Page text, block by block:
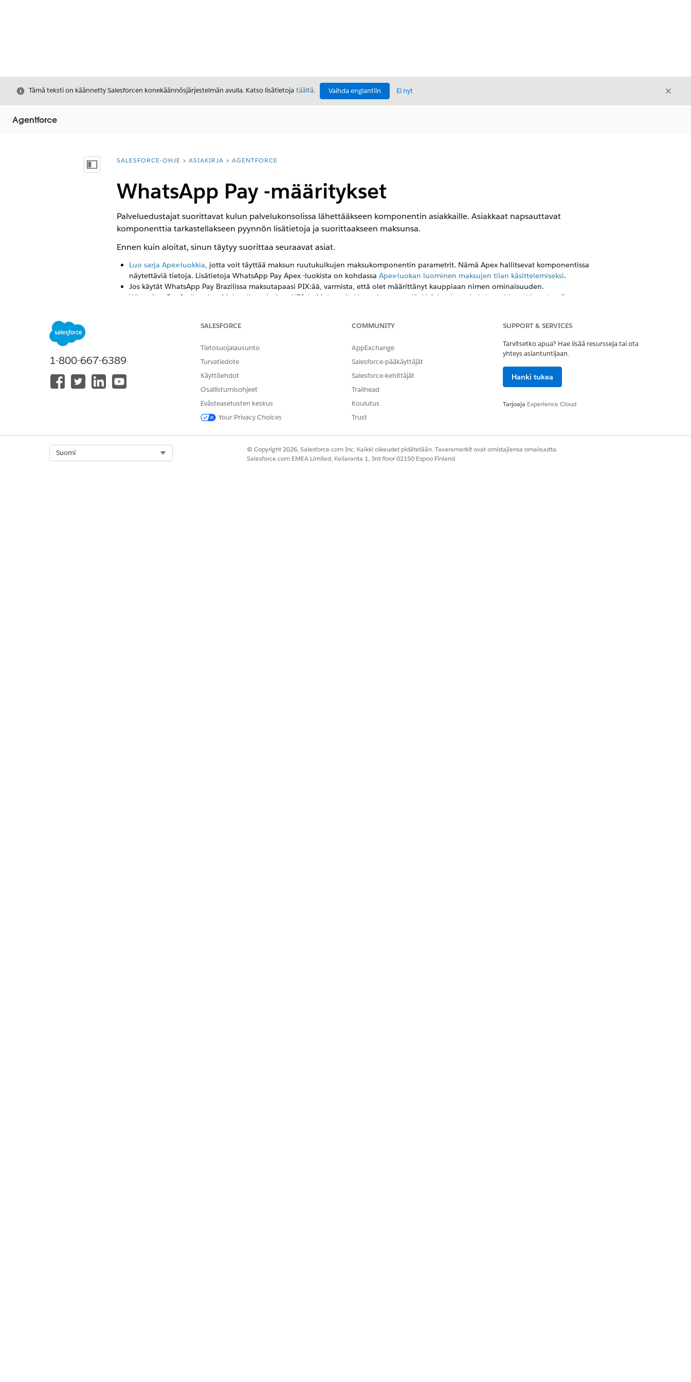
Sulje
Tämä teksti on käännetty Salesforcen konekäännösjärjestelmän avulla. Katso lisätietoja täältä. Vaihda englantiin Ei nyt Sulje
Agentforce
Näytä sisällysluettelo
Olet tässä:
SALESFORCE-OHJE ASIAKIRJA AGENTFORCE
WhatsApp Pay -määritykset
Palveluedustajat suorittavat kulun palvelukonsolissa lähettääkseen komponentin asiakkaille. Asiakkaat napsauttavat
komponenttia tarkastellakseen pyynnön lisätietoja ja suorittaakseen maksunsa.
Ennen kuin aloitat, sinun täytyy suorittaa seuraavat asiat.
Luo sarja Apex-luokkia, jotta voit täyttää maksun ruutukulkujen maksukomponentin parametrit. Nämä Apex hallitsevat komponentissa
näytettäviä tietoja. Lisätietoja WhatsApp Pay Apex -luokista on kohdassa Apex-luokan luominen maksujen tilan käsittelemiseksi.
Jos käytät WhatsApp Pay Brazilissa maksutapaasi PIX:ää, varmista, että olet määrittänyt kauppiaan nimen ominaisuuden.
WhatsApp Pay India tukee Maksusiltapalvelut-, UPI- ja Maksun linkit -maksutyyppejä. Lisätietoja on kohdassa Meta WhatsApp Payment -
viitetunnuksen ja toinen tilauksen tilan otsikon. Varmista myös, että olet määrittänyt WABA-mallisi tilauksen tilalle. Jos et ole vielä
Tilauksen tilaja lähetä
Luo mukautettu parametri, joka kerää toimituksen summan. Tämä on valinnainen parametri, joka ei ole oletusarvoisesti käytettävissäsi.
Viestintäistunnon vanhenemisajat voivat olla erilaisia kuin maksukomponentin vanhenemisajat.
Luo WhatsApp Pay Messaging -komponentti
, jonka palveluedustajat voivat lähettää viestintäistunnoissa.
Luo WhatsApp Pay -ruutukulku.
Lisätietoja WhatsApp Pay -esimerkkikulun luomisesta on kohdassaOhje: Esimerkki WhatsApp Pay -ruutukulusta.
Käynnistä tilauksen tilamalli käyttämällä mukautetusta Salesforce-objektista saatuja tietoja käyttäviä
Lähetä WhatsApp-maksupyyntöjä
viestintäistunnoissa.
1-800-667-6389
SALESFORCE
Tietosuojalausunto
Turvatiedote
Käyttöehdot
Osallistumisohjeet
Evästeasetusten keskus
Your Privacy Choices
COMMUNITY
AppExchange
Salesforce-pääkäyttäjät
Salesforce-kehittäjät
Trailhead
Koulutus
Trust
SUPPORT & SERVICES
Tarvitsetko apua? Hae lisää resursseja tai ota
yhteys asiantuntijaan.
Hanki tukea
Tarjoaja Experience Cloud
Suomi
© Copyright 2026, Salesforce.com Inc. Kaikki oikeudet pidätetään. Tavaramerkit ovat omistajiensa omaisuutta.
Salesforce.com EMEA Limited, Keilaranta 1, 3rd floor 02150 Espoo Finland